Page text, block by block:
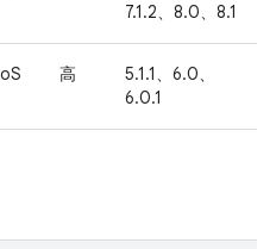
7.1.2、8.0、8.1
高
5.1.1、6.0、
6.0.1